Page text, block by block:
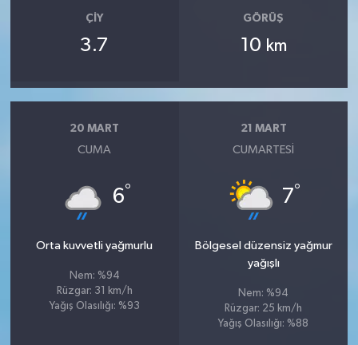
ÇIY
3.7
GÖRÜŞ
10 km
20 MART
CUMA
6°
Orta kuvvetli yağmurlu
Nem: %94
Rüzgar: 31 km/h
Yağış Olasılığı: %93
21 MART
CUMARTESI
7°
Bölgesel düzensiz yağmur
yağışlı
Nem: %94
Rüzgar: 25 km/h
Yağış Olasılığı: %88